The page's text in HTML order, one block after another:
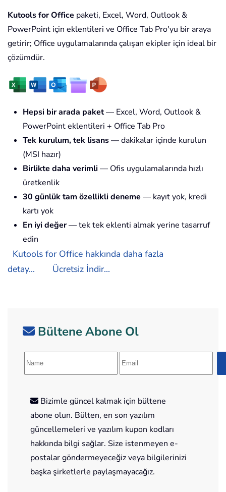
Kutools for Office paketi, Excel, Word, Outlook &
PowerPoint için eklentileri ve Office Tab Pro'yu bir araya
getirir; Office uygulamalarında çalışan ekipler için ideal bir
çözümdür.
Hepsi bir arada paket— Excel, Word, Outlook &
PowerPoint eklentileri + Office Tab Pro
Tek kurulum, tek lisans— dakikalar içinde kurulun
(MSI hazır)
Birlikte daha verimli — Ofis uygulamalarında hızlı
üretkenlik
30 günlük tam özellikli deneme — kayıt yok, kredi
kartı yok
En iyi değer— tek tek eklenti almak yerine tasarruf
edin
Kutools for Office hakkında daha fazla
detay...
Ücretsiz İndir...
Bültene Abone Ol
Bizimle güncel kalmak için bültene
abone olun. Bülten, en son yazılım
güncellemeleri ve yazılım kupon kodları
hakkında bilgi sağlar. Size istenmeyen e-
postalar göndermeyeceğiz veya bilgilerinizi
başka şirketlerle paylaşmayacağız.